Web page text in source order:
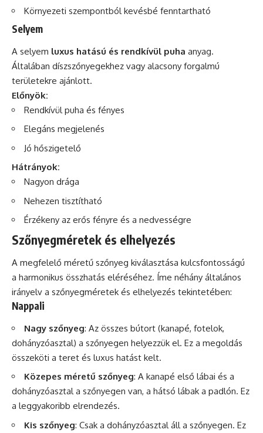
Környezeti szempontból kevésbé fenntartható
Selyem
A selyem luxus hatású és rendkívül puha anyag.
Általában díszszőnyegekhez vagy alacsony forgalmú
területekre ajánlott.
Előnyök:
Rendkívül puha és fényes
Elegáns megjelenés
Jó hőszigetelő
Hátrányok:
Nagyon drága
Nehezen tisztítható
Érzékeny az erős fényre és a nedvességre
Szőnyegméretek és elhelyezés
A megfelelő méretű szőnyeg kiválasztása kulcsfontosságú
a harmonikus összhatás eléréséhez. Íme néhány általános
irányelv a szőnyegméretek és elhelyezés tekintetében:
Nappali
Nagy szőnyeg: Az összes bútort (kanapé, fotelok,
dohányzóasztal) a szőnyegen helyezzük el. Ez a megoldás
összeköti a teret és luxus hatást kelt.
Közepes méretű szőnyeg: A kanapé első lábai és a
dohányzóasztal a szőnyegen van, a hátsó lábak a padlón. Ez
a leggyakoribb elrendezés.
Kis szőnyeg: Csak a dohányzóasztal áll a szőnyegen. Ez